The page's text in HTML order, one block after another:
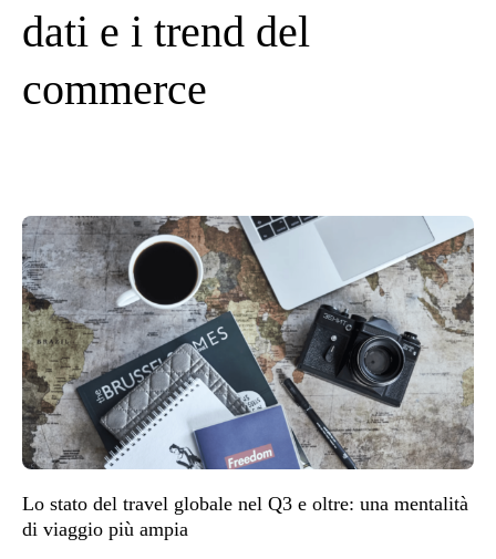
dati e i trend del
commerce
Lo stato del travel globale nel Q3 e oltre: una mentalità
di viaggio più ampia